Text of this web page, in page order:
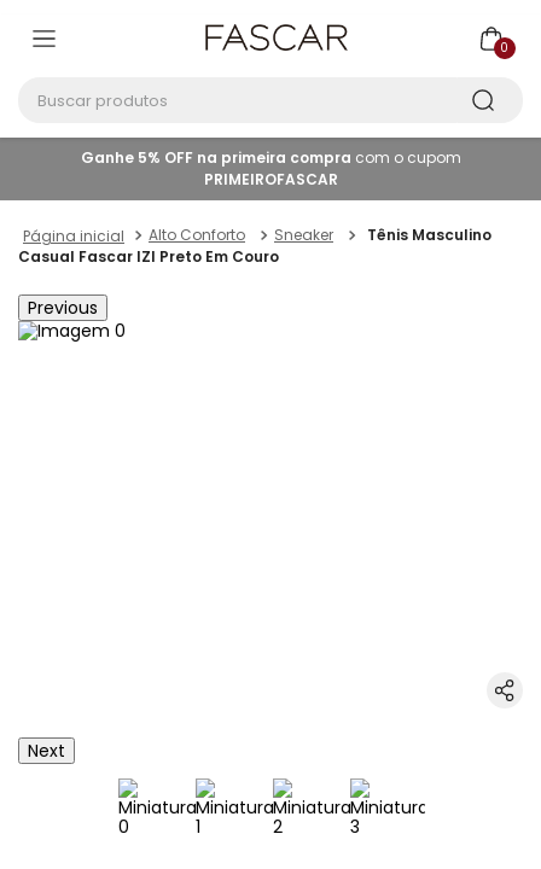
0
Ganhe 5% OFF na primeira compra com o cupom
PRIMEIROFASCAR
Alto Conforto Sneaker
Tênis Masculino
Casual Fascar IZI Preto Em Couro
Previous
Next